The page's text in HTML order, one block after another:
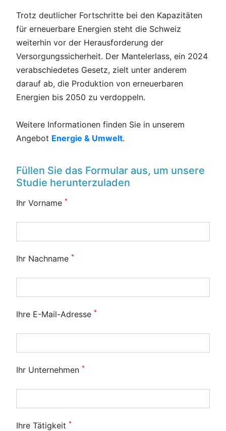
Trotz deutlicher Fortschritte bei den Kapazitäten
für erneuerbare Energien steht die Schweiz
weiterhin vor der Herausforderung der
Versorgungssicherheit. Der Mantelerlass, ein 2024
verabschiedetes Gesetz, zielt unter anderem
darauf ab, die Produktion von erneuerbaren
Energien bis 2050 zu verdoppeln.
Weitere Informationen finden Sie in unserem
Angebot Energie & Umwelt.
Füllen Sie das Formular aus, um unsere
Studie herunterzuladen
Ihr Vorname *
Ihr Nachname *
Ihre E-Mail-Adresse *
Ihr Unternehmen *
Ihre Tätigkeit *